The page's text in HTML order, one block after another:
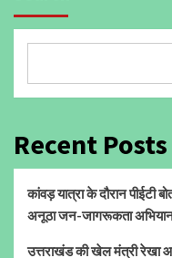
Recent Posts
कांवड़ यात्रा के दौरान पीईटी
अनूठा जन-जागरूकता
उत्तराखंड की खेल मंत्री रेखा